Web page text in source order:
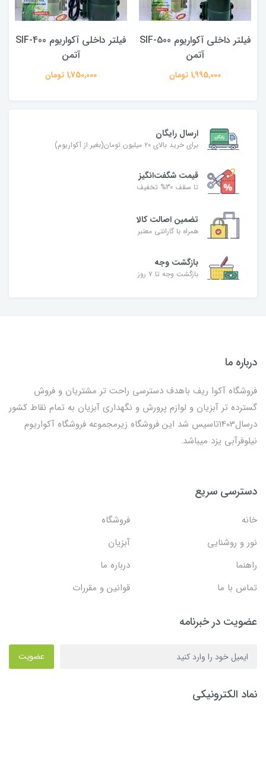
فیلتر داخلی آکواریوم SIF-500
آتمن
1,995,000 تومان
فیلتر داخلی آکواریوم SIF-400
آتمن
1,750,000 تومان
ارسال رایگان
برای خرید بالای ۲۰ میلیون تومان(بغیر از آکواریوم)
قیمت شگفت‌انگیز
تا سقف 30% تخفیف
تضمین اصالت کالا
همراه با گارانتی معتبر
بازگشت وجه
بازگشت وجه تا ۷ روز
درباره ما
فروشگاه آکوا ریف باهدف دسترسی راحت تر مشتریان و فروش
گسترده تر آبزیان و لوازم پرورش و نگهداری آبزیان به تمام نقاط کشور
درسال1403تاسیس شد این فروشگاه زیرمجموعه فروشگاه آکواریوم
نیلوفرآبی یزد میباشد.
دسترسی سریع
خانه
فروشگاه
نور و روشنایی
آبزیان
راهنما
درباره ما
تماس با ما
قوانین و مقررات
عضویت در خبرنامه
عضویت
نماد الکترونیکی